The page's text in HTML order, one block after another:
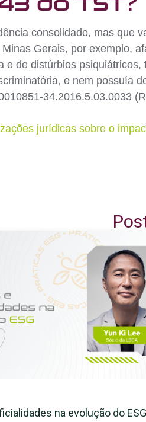
consolidado, mas que
Gerais, por exemplo,
e de distúrbios
e nem possuía
34.2016.5.03.0033
jurídicas sobre o
na evolução do ESG